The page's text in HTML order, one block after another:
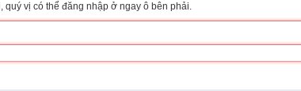
quý vị có thể đăng nhập ở ngay ô bên phải.